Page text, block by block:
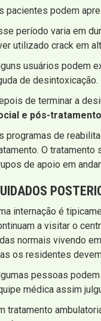
pacientes podem
período varia em
utilizado crack em
usuários podem
de desintoxicação.
de terminar a
e pós-tratamento
programas de
O
de apoio em
internação é
a visitar o
normais vivendo
os residentes
pessoas
médica assim
tratamento